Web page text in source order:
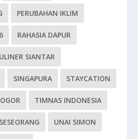
PERUBAHAN IKLIM
RAHASIA DAPUR
SIANTAR
SINGAPURA STAYCATION
TIMNAS INDONESIA
UNAI SIMON